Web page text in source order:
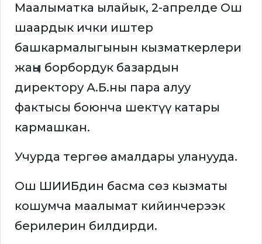
Маалыматка ылайык, 2-апрелде Ош
шаардык ички иштер
башкармалыгынын кызматкерлери
жаңы борбордук базардын
директору А.Б.ны пара алуу
фактысы боюнча шектүү катары
кармашкан.
Учурда тергөө амалдары уланууда.
Ош ШИИБдин басма сөз кызматы
кошумча маалымат кийинчерээк
берилерин билдирди.